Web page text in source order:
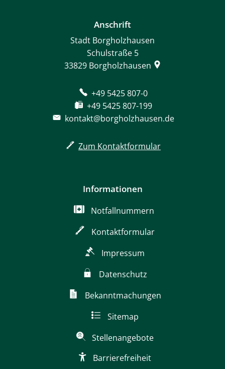
Anschrift
Stadt Borgholzhausen
Schulstraße 5
33829 Borgholzhausen
+49 5425 807-0
+49 5425 807-199
kontakt@borgholzhausen.de
Zum Kontaktformular
Informationen
Notfallnummern
Kontaktformular
Impressum
Datenschutz
Bekanntmachungen
Sitemap
Stellenangebote
Barrierefreiheit